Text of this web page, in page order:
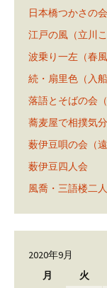
日本橋つかさの
江戸の風（立川こ
波乗り一左（春風
続・扇里色（入船
落語とそばの会（
蕎麦屋で相撲気分
薮伊豆唄の会（遠
薮伊豆四人会
風喬・三語楼二
2020年9月
月
火